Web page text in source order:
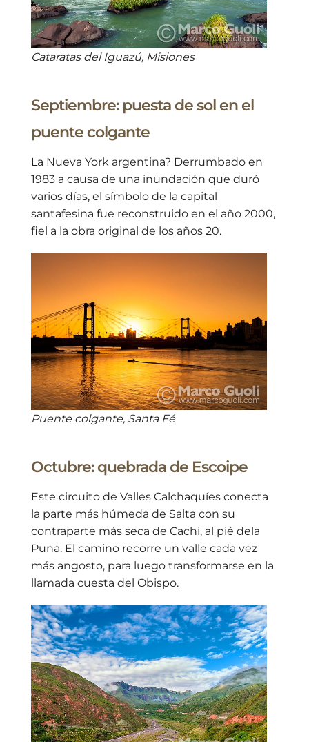
Cataratas del Iguazú, Misiones
Septiembre: puesta de sol en el
puente colgante
La Nueva York argentina? Derrumbado en
1983 a causa de una inundación que duró
varios días, el símbolo de la capital
santafesina fue reconstruido en el año 2000,
fiel a la obra original de los años 20.
Puente colgante, Santa Fé
Octubre: quebrada de Escoipe
Este circuito de Valles Calchaquíes conecta
la parte más húmeda de Salta con su
contraparte más seca de Cachi, al pié dela
Puna. El camino recorre un valle cada vez
más angosto, para luego transformarse en la
llamada cuesta del Obispo.